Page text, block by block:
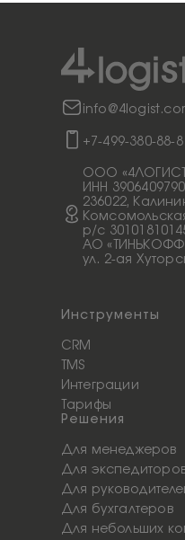
+7-499-380-88-81
ООО «4ЛОГИСТ
ИНН 3906409790
236022,
p/c
АО «ТИНЬКОФФ
ул. 2-ая
Инструменты
CRM
TMS
Интеграции
Тарифы
Решения
Для менеджеров
Для
Для
Для бухгалтеров
Для небольших